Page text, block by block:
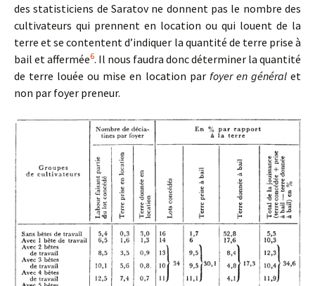
des statisticiens de Saratov ne donnent pas le nombre des
cultivateurs qui prennent en location ou qui louent de la
terre et se contentent d’indiquer la quantité de terre prise à
bail et affermée6. Il nous faudra donc déterminer la quantité
de terre louée ou mise en location par foyer en généralet
non par foyer preneur.